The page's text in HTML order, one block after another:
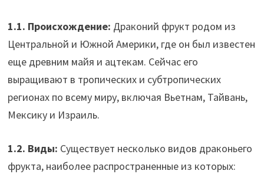
1.1. Происхождение: Драконий фрукт родом из
Центральной и Южной Америки, где он был известен
еще древним майя и ацтекам. Сейчас его
выращивают в тропических и субтропических
регионах по всему миру, включая Вьетнам, Тайвань,
Мексику и Израиль.
1.2. Виды: Существует несколько видов драконьего
фрукта, наиболее распространенные из которых: